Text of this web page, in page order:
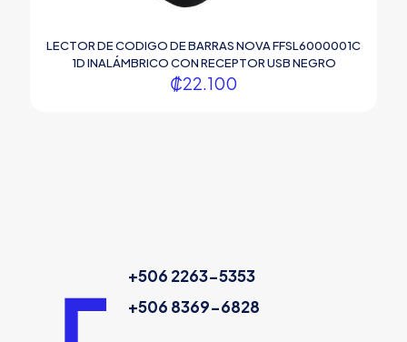
LECTOR DE CODIGO DE BARRAS NOVA FFSL6000001C
1D INALÁMBRICO CON RECEPTOR USB NEGRO
₡22.100
+506 2263-5353
+506 8369-6828